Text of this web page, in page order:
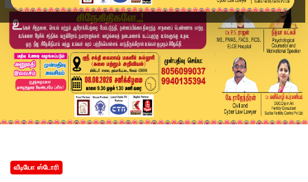
வீடியோ ஸ்டோரி